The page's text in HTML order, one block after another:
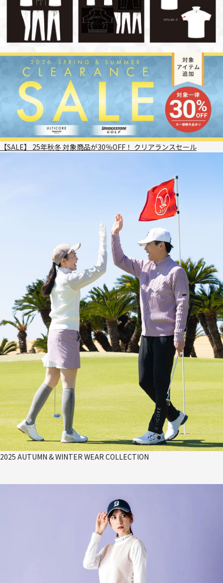
【SALE】 25年秋冬 対象商品が30％OFF！ クリアランスセール
2025 AUTUMN & WINTER WEAR COLLECTION